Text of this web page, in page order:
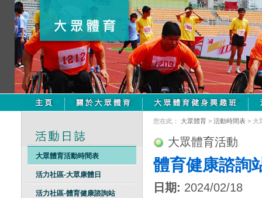
大眾體育活動時間表
活力社區-大眾康體日
活力社區-體育健康諮詢站
您在此： 大眾體育 > 活動時間表 > 大
大眾體育活動
體育健康諮詢
日期: 2024/02/18